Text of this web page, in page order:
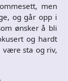
men
og går opp i
ønsker å bli
og hardt
være sta og riv,